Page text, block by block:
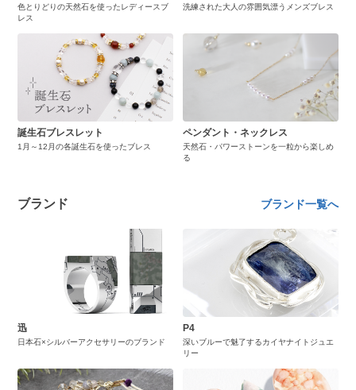
色とりどりの天然石を使ったレディースブ
レス
洗練された大人の雰囲気漂うメンズブレス
誕生石ブレスレット
1月～12月の各誕生石を使ったブレス
ペンダント・ネックレス
天然石・パワーストーンを一粒から楽しめ
る
ブランド ブランド一覧へ
迅
日本石×シルバーアクセサリーのブランド
P4
深いブルーで魅了するカイヤナイトジュエ
リー